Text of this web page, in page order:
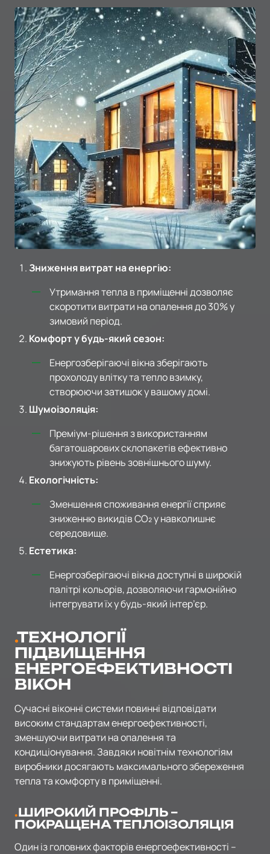
Зниження витрат на енергію:
Утримання тепла в приміщенні дозволяє
скоротити витрати на опалення до 30% у
зимовий період.
Комфорт у будь-який сезон:
Енергозберігаючі вікна зберігають
прохолоду влітку та тепло взимку,
створюючи затишок у вашому домі.
Шумоізоляція:
Преміум-рішення з використанням
багатошарових склопакетів ефективно
знижують рівень зовнішнього шуму.
Екологічність:
Зменшення споживання енергії сприяє
зниженню викидів CO₂ у навколишнє
середовище.
Естетика:
Енергозберігаючі вікна доступні в широкій
палітрі кольорів, дозволяючи гармонійно
інтегрувати їх у будь-який інтер’єр.
ТЕХНОЛОГІЇ
ПІДВИЩЕННЯ
ЕНЕРГОЕФЕКТИВНОСТІ
ВІКОН
Сучасні віконні системи повинні відповідати
високим стандартам енергоефективності,
зменшуючи витрати на опалення та
кондиціонування. Завдяки новітнім технологіям
виробники досягають максимального збереження
тепла та комфорту в приміщенні.
ШИРОКИЙ ПРОФІЛЬ –
ПОКРАЩЕНА ТЕПЛОІЗОЛЯЦІЯ
Один із головних факторів енергоефективності –